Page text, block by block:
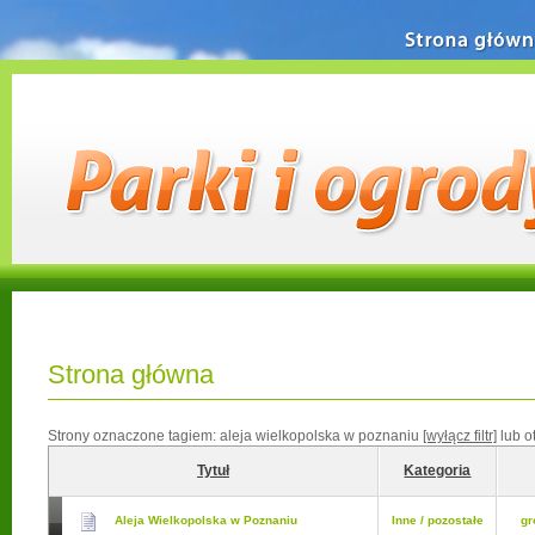
Strona główna
Strony oznaczone tagiem: aleja wielkopolska w poznaniu [wyłącz filtr] lub
Tytuł Kategoria
Aleja Wielkopolska w Poznaniu Inne / pozostałe
Strona główna